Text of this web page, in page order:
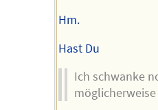
Hm.
Hast Du
Ich schwanke
möglicherweise